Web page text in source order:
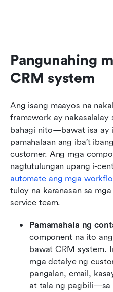
Pangunahing
CRM system
Ang isang maayos na
framework ay nakasalalay
bahagi nito—bawat isa ay
pamahalaan ang iba’t
customer. Ang mga
nagtutulungan upang i-
automate ang mga
tuloy na karanasan sa
service team.
Pamamahala ng
component na ito
bawat CRM system.
mga detalye ng
pangalan, email,
at tala ng pagbili—sa